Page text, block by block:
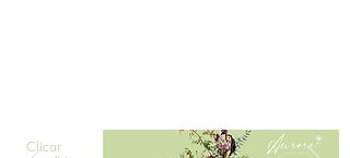
Clicar